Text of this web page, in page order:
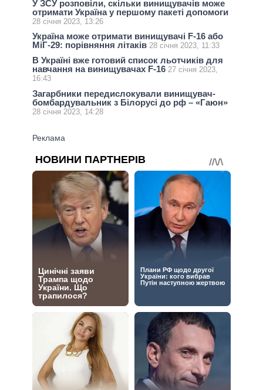
У ЗСУ розповіли, скільки винищувачів може
отримати Україна у першому пакеті допомоги
28 січня 2023, 13:26
Україна може отримати винищувачі F-16 або
МіГ-29: порівняння літаків 28 січня 2023, 11:33
В Україні вже готовий список льотчиків для
навчання на винищувачах F-16 27 січня 2023,
16:43
Загарбники передислокували винищувач-
бомбардувальник з Білорусі до рф – «Гаюн»
28 січня 2023, 14:28